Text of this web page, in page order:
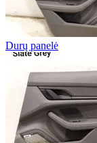
Durų panelė